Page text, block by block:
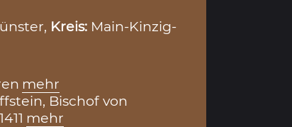
Kreis: Main-Kinzig-
mehr
Bischof von
mehr